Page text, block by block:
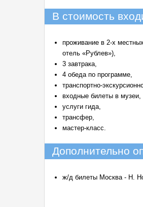
В стоимость
проживание в 2-х
отель «Рублев»),
3 завтрака,
4 обеда по программе,
транспортно-
входные билеты в музеи,
услуги гида,
трансфер,
мастер-класс.
Дополнительно
ж/д билеты Москва - Н.